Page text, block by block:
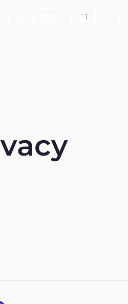
vacy